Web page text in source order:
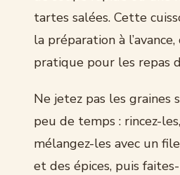
tartes salées. Cette
la préparation à
pratique pour les repas
Ne jetez pas les graines
peu de temps : rincez-
mélangez-les avec un
et des épices, puis